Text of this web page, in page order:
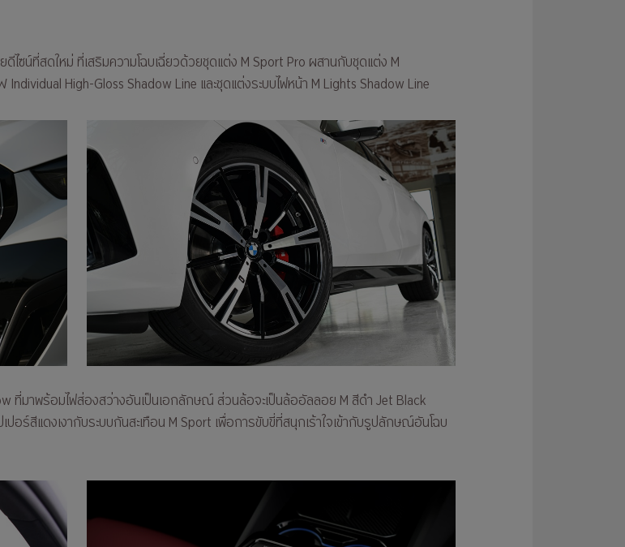
ซน์ที่สดใหม่ ที่เสริมความโฉบเฉี่ยวด้วยชุดแต่ง M Sport Pro ผสานกับชุดแต่ง M
High-Gloss Shadow Line และชุดแต่งระบบไฟหน้า M Lights Shadow Line
ที่มาพร้อมไฟส่องสว่างอันเป็นเอกลักษณ์ ส่วนล้อจะเป็นล้ออัลลอย M สีดำ Jet Black
อร์สีแดงเงากับระบบกันสะเทือน M Sport เพื่อการขับขี่ที่สนุกเร้าใจเข้ากับรูปลักษณ์อันโฉบ